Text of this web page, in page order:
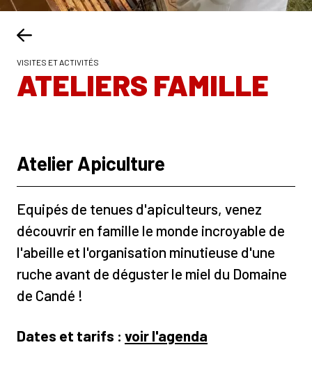
VISITES ET ACTIVITÉS
ATELIERS FAMILLE
Atelier Apiculture
Equipés de tenues d'apiculteurs, venez
découvrir en famille le monde incroyable de
l'abeille et l'organisation minutieuse d'une
ruche avant de déguster le miel du Domaine
de Candé !
Dates et tarifs : voir l'agenda